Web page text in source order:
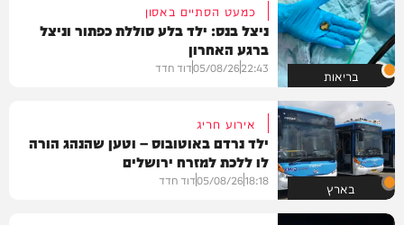
בריאות
כמעט הסתיים באסון
ניצל בנס: ילד בלע סוללת כפתור וניצל
ברגע האחרון
22:43
05/08/26דוד חדד
בארץ
אירוע חריג
ילד נרדם באוטובוס – וטען שהנהג הורה
לו ללכת למזרח ירושלים
18:18
05/08/26דוד חדד